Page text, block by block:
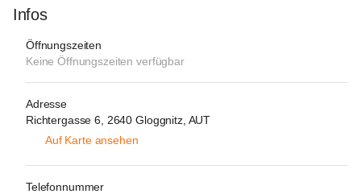
Infos
Öffnungszeiten
Keine Öffnungszeiten verfügbar
Adresse
Richtergasse 6, 2640 Gloggnitz, AUT
Auf Karte ansehen
Telefonnummer